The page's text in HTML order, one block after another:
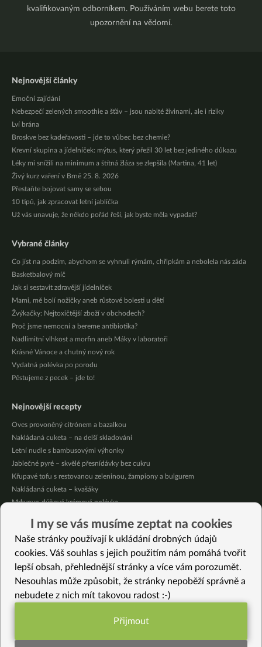
kvalifikovaným odborníkem. Používáním webu berete toto
upozornění na vědomí.
Nejnovější články
Emoční zajídání
Nebezpečí zelených smoothie a šťáv – jsou nabité živinami, ale i riziky
Lví brána
Broskve bez kadeřavosti – jde to vůbec bez chemie?
Krevní skupina a jídelníček: mýtus, který přežil 30 let bez jediného důkazu
Léky mi snížili na minimum a štítná žláza se zlepšila (Martina, 41 let)
Živý kurz vaření v Brně 25. 8. 2026
Přestaňte bojovat samy se sebou
10 tipů, jak zpracovat letní jablíčka
Už vás unavuje, že někdo pořád řeší, jak byste měla vypadat?
Vybrané články
Co jíst na podzim, abychom se vyhnuli rýmám, chřipkám a nebolela nás záda
Basketbalový míč
Jak si sestavit zdravější jídelníček
Mami, mě bolí nožičky aneb růstové bolesti u dětí
Žvýkačky: Nejtoxičtější zboží v obchodech?
Proč jsme nemocní a bereme antibiotika?
Nadlimitní vlhkost a morfin aneb Máky v laboratoři
Krásné Vánoce a chutný nový rok
Vydatná polévka po porodu
Pěstujeme z pecek – jde to!
Nejnovější recepty
Oves provoněný citrónem a bazalkou
Nakládaná cuketa – na delší skladování
Letní nudle s bambusovými výhonky
Jablečné pyré – skvělé přesnídávky bez cukru
Křupavé tofu s restovanou zeleninou, žampiony a bulgurem
Nakládaná cuketa – kvašáky
Mrkvovo-dýňová krémová polévka
Osvěžující čaj s citronovými bylinkami
Nepečený jablečný dort s rybízem
Vybrané recepty
Lahodné kopečky bez cukru s žitnou moukou
Bezlepkový podzimní koláč
Sytá zahřívací polévka
I my se vás musíme zeptat na cookies
Naše stránky používají k ukládání drobných údajů
cookies. Váš souhlas s jejich použitím nám pomáhá tvořit
lepší obsah, přehlednější stránky a více vám porozumět.
Nesouhlas může způsobit, že stránky nepoběží správně a
nebudete z nich mít takovou radost :-)
Funkční nastavení potřebujeme (vždy
Přijmout